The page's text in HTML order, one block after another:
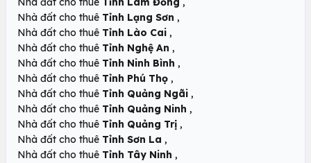
Nhà đất cho thuê Tỉnh Lạng Sơn ,
Nhà đất cho thuê Tỉnh Lào Cai ,
Nhà đất cho thuê Tỉnh Nghệ An ,
Nhà đất cho thuê Tỉnh Ninh Bình ,
Nhà đất cho thuê Tỉnh Phú Thọ ,
Nhà đất cho thuê Tỉnh Quảng Ngãi ,
Nhà đất cho thuê Tỉnh Quảng Ninh ,
Nhà đất cho thuê Tỉnh Quảng Trị ,
Nhà đất cho thuê Tỉnh Sơn La ,
Nhà đất cho thuê Tỉnh Tây Ninh ,